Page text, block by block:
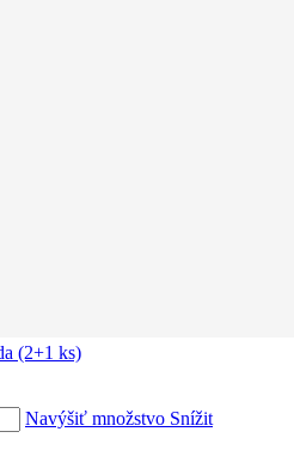
(2+1 ks)
Navýšiť množstvo Snížit